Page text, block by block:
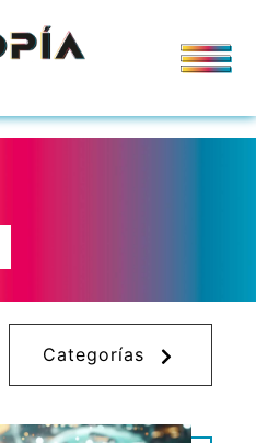
Categorías